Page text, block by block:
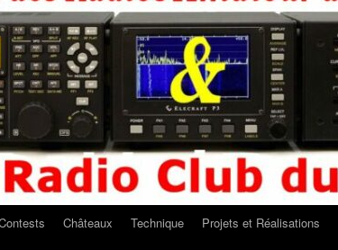
Châteaux Technique Projets et Réalisations